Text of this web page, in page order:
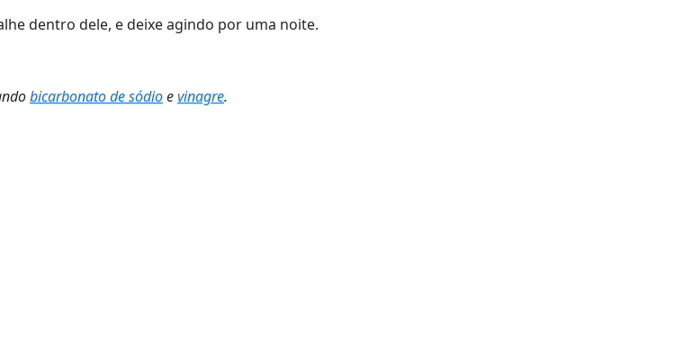
dentro dele, e deixe agindo por uma noite.
bicarbonato de sódioevinagre.